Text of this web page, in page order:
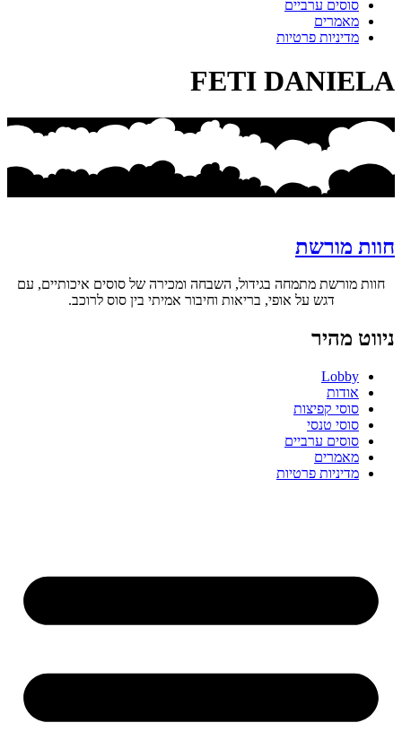
סוסים ערביים
מאמרים
מדיניות פרטיות
FETI DANIELA
חוות מורשת
חוות מורשת מתמחה בגידול, השבחה ומכירה של סוסים איכותיים, עם
דגש על אופי, בריאות וחיבור אמיתי בין סוס לרוכב.
ניווט מהיר
Lobby
אודות
סוסי קפיצות
סוסי טנסי
סוסים ערביים
מאמרים
מדיניות פרטיות